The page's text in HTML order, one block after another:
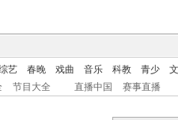
艺 春晚 戏曲 音乐 科教 青少
节目大全 直播中国 赛事直播